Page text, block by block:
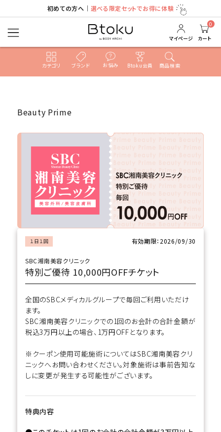
初めての方へ｜ 選べる限定セットでお得に体験
マイページ
0
カート
カテゴリ ブランド お悩み Btoku会員 商品検索
売れ筋ランキング
ブランド
よくあるご質問
Beauty Prime
１日１回 有効期限：2026/09/30
SBC湘南美容クリニック
特別ご優待 10,000円OFFチケット
全国のSBCメディカルグループで毎回ご利用いただけ
ます。
SBC湘南美容クリニックでの1回のお会計の合計金額が
税込3万円以上の場合、1万円OFFとなります。
※クーポン使用可能施術についてはSBC湘南美容クリ
ニックへお問い合わせください。対象施術は事前告知な
しに変更が発生する可能性がございます。
特典内容